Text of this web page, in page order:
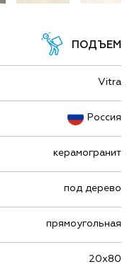
ПОДЪЕМ
Vitra
Россия
керамогранит
под дерево
прямоугольная
20х80